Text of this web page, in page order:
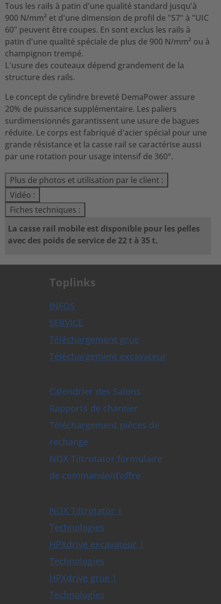
Tous les rails à patin d'une qualité standard jusqu'à
900 N/mm² et d'une dimension de profil de "S7" à "UIC
60" peuvent être coupes. En sont exclus les rails à
patin d'une qualité spéciale de plus de 900 N/mm² ou à
champignon trempé.
L'usure des couteaux dépend grandement de la
structure des rails.
Le concept de cylindre breveté DemaPower assure
20% de puissance supplémentaire. Les paliers
surdimensionnés garantissent une usure de bagues
réduite. Le corps est fabriqué d'acier spécial pour une
grande résistance et la casse rail se caractérise aussi
par une rotation pour usage intensif de 360°.
Plus de photos et utilisation par le client :
Vidéo :
Fiches techniques :
La casse rail mobile est disponible pour les pelles
avec des poids de service de 22 t à 35 t.
Toplinks
INFOS
SERVICE
Téléchargement grue
Téléchargement excavateur
Calendrier des Salons
Rapports de chantier
Téléchargement pièces de
rechange
NOX Tiltrotator formulaire
de commande/d’offre
NOX Tiltrotator |
Technologies
HPXdrive excavateur |
Technologies
HPXdrive grue |
Technologies